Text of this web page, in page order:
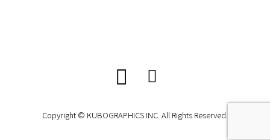
Copyright © KUBOGRAPHICS INC. All Rights Reserved.